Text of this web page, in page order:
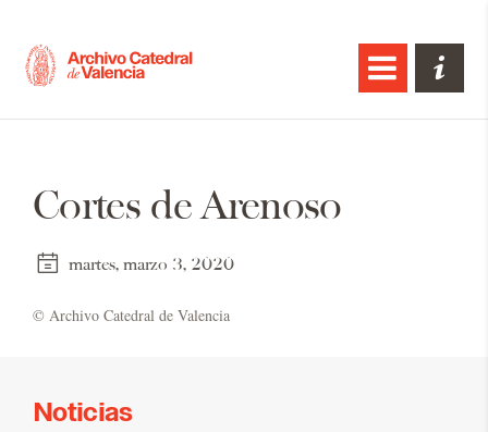
Cortes de Arenoso
martes, marzo 3, 2020
© Ar­chi­vo Ca­te­dral de Va­len­cia
Noticias